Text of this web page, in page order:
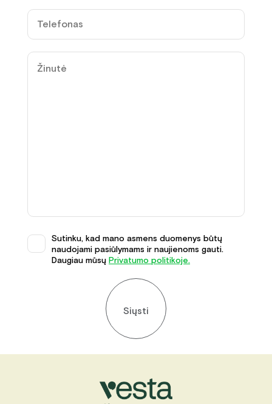
Sutinku, kad mano asmens duomenys būtų
naudojami pasiūlymams ir naujienoms gauti.
Daugiau mūsų Privatumo politikoje.
Siųsti